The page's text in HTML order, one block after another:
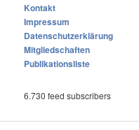
Kontakt
Impressum
Datenschutzerklärung
Mitgliedschaften
Publikationsliste
6.730 feed subscribers